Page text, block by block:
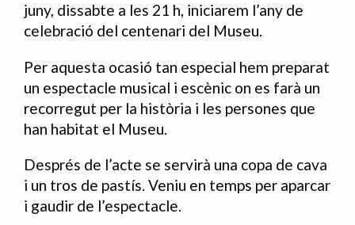
juny, dissabte a les 21 h, iniciarem l’any de
celebració del centenari del Museu.
Per aquesta ocasió tan especial hem preparat
un espectacle musical i escènic on es farà un
recorregut per la història i les persones que
han habitat el Museu.
Després de l’acte se servirà una copa de cava
i un tros de pastís. Veniu en temps per aparcar
i gaudir de l’espectacle.